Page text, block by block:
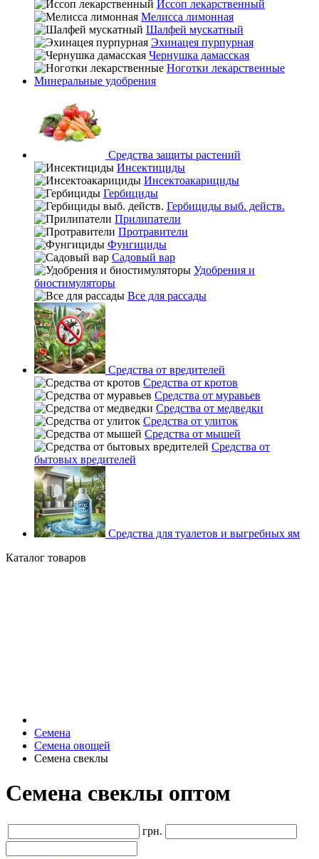
Иссоп лекарственный
Мелисса лимонная
Шалфей мускатный
Эхинацея пурпурная
Чернушка дамасская
Ноготки лекарственные
Минеральные удобрения
Средства защиты растений
Инсектициды
Инсектоакарициды
Гербициды
Гербициды выб. действ.
Прилипатели
Протравители
Фунгициды
Садовый вар
Удобрения и
биостимуляторы
Все для рассады
Средства от вредителей
Средства от кротов
Средства от муравьев
Средства от медведки
Средства от улиток
Средства от мышей
Средства от
бытовых вредителей
Средства для туалетов и выгребных ям
Каталог товаров
Семена
Семена овощей
Семена свеклы
Семена свеклы оптом
грн.